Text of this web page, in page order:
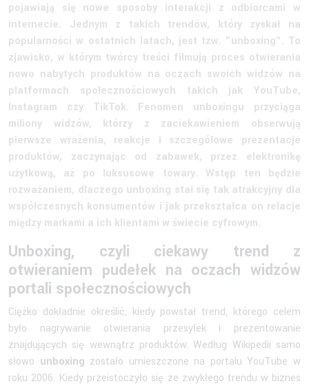
pojawiają się nowe sposoby interakcji z odbiorcami w
internecie. Jednym z takich trendów, który zyskał na
popularności w ostatnich latach, jest tzw. "unboxing". To
zjawisko, w którym twórcy treści filmują proces otwierania
nowo nabytych produktów na oczach swoich widzów na
platformach społecznościowych takich jak YouTube,
Instagram czy TikTok. Fenomen unboxingu przyciąga
miliony widzów, którzy z zaciekawieniem obserwują
pierwsze wrażenia, reakcje i szczegółowe prezentacje
produktów, zaczynając od zabawek, przez elektronikę
użytkową, aż po luksusowe towary. Wstęp ten będzie
rozważaniem, dlaczego unboxing stał się tak atrakcyjny dla
współczesnych konsumentów i jak przekształca on relacje
między markami a ich klientami w świecie cyfrowym.
Unboxing, czyli ciekawy trend z
otwieraniem pudełek na oczach widzów
portali społecznościowych
Ciężko dokładnie określić, kiedy powstał trend, którego celem
było nagrywanie otwierania przesyłek i prezentowanie
znajdujących się wewnątrz produktów. Według Wikipedii samo
słowo unboxing zostało umieszczone na portalu YouTube w
roku 2006. Kiedy przeistoczyło się ze zwykłego trendu w biznes